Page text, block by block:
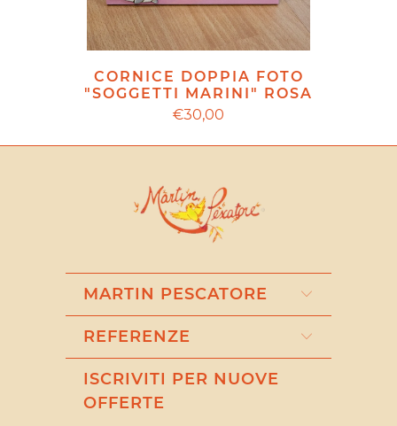
CORNICE DOPPIA FOTO
"SOGGETTI MARINI" ROSA
€30,00
MARTIN PESCATORE
REFERENZE
ISCRIVITI PER NUOVE
OFFERTE